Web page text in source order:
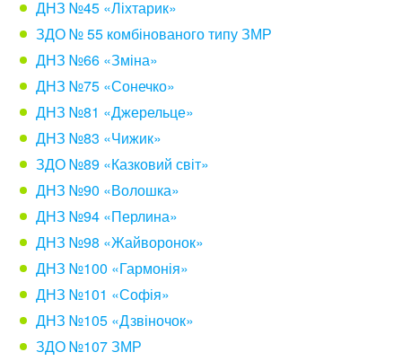
ДНЗ №45 «Ліхтарик»
ЗДО № 55 комбінованого типу ЗМР
ДНЗ №66 «Зміна»
ДНЗ №75 «Сонечко»
ДНЗ №81 «Джерельце»
ДНЗ №83 «Чижик»
ЗДО №89 «Казковий світ»
ДНЗ №90 «Волошка»
ДНЗ №94 «Перлина»
ДНЗ №98 «Жайворонок»
ДНЗ №100 «Гармонія»
ДНЗ №101 «Софія»
ДНЗ №105 «Дзвіночок»
ЗДО №107 ЗМР